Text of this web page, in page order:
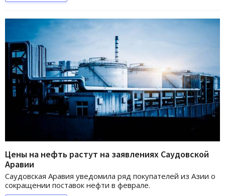
Цены на нефть растут на заявлениях Саудовской
Аравии
Саудовская Аравия уведомила ряд покупателей из Азии о
сокращении поставок нефти в феврале.